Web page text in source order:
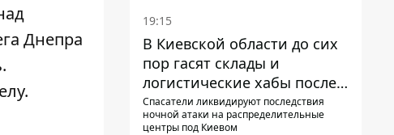
Днепра
19:15
В Киевской области до сих
пор гасят склады и
логистические хабы после
прилетов ракет - ГСЧС
Спасатели ликвидируют последствия
ночной атаки на распределительные
центры под Киевом